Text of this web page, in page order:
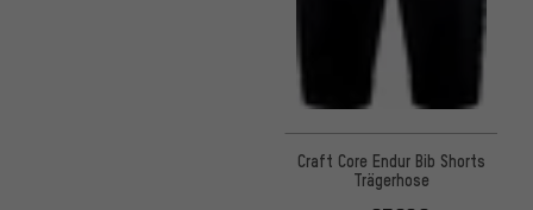
Craft Core Endur Bib Shorts
Trägerhose